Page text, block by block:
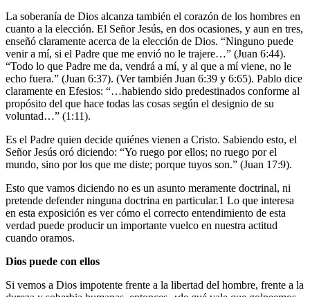
La soberanía de Dios alcanza también el corazón de los hombres en
cuanto a la elección. El Señor Jesús, en dos ocasiones, y aun en tres,
enseñó claramente acerca de la elección de Dios. “Ninguno puede
venir a mí, si el Padre que me envió no le trajere…” (Juan 6:44).
“Todo lo que Padre me da, vendrá a mí, y al que a mí viene, no le
echo fuera.” (Juan 6:37). (Ver también Juan 6:39 y 6:65). Pablo dice
claramente en Efesios: “…habiendo sido predestinados conforme al
propósito del que hace todas las cosas según el designio de su
voluntad…” (1:11).
Es el Padre quien decide quiénes vienen a Cristo. Sabiendo esto, el
Señor Jesús oró diciendo: “Yo ruego por ellos; no ruego por el
mundo, sino por los que me diste; porque tuyos son.” (Juan 17:9).
Esto que vamos diciendo no es un asunto meramente doctrinal, ni
pretende defender ninguna doctrina en particular.1 Lo que interesa
en esta exposición es ver cómo el correcto entendimiento de esta
verdad puede producir un importante vuelco en nuestra actitud
cuando oramos.
Dios puede con ellos
Si vemos a Dios impotente frente a la libertad del hombre, frente a la